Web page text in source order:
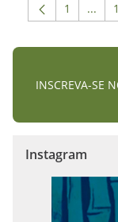
Página
1 ...
INSCREVA-SE
Instagram